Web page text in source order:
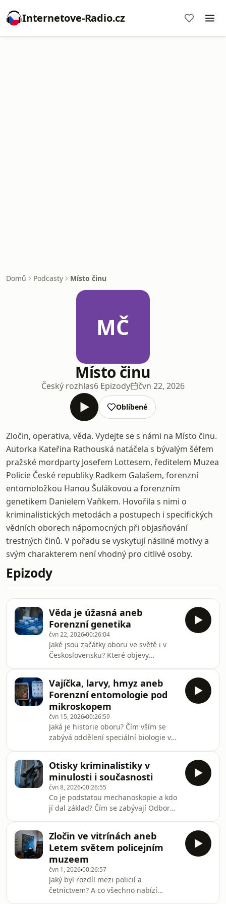
Internetove-Radio.cz
Domů Podcasty Místo činu
MČ
Místo činu
Český rozhlas6 Epizody čvn 22, 2026
Oblíbené
Zločin, operativa, věda. Vydejte se s námi na Místo činu.
Autorka Kateřina Rathouská natáčela s bývalým šéfem
pražské mordparty Josefem Lottesem, ředitelem Muzea
Policie České republiky Radkem Galašem, forenzní
entomoložkou Hanou Šulákovou a forenzním
genetikem Danielem Vaňkem. Hovořila s nimi o
kriminalistických metodách a postupech i specifických
vědních oborech nápomocných při objasňování
trestných činů. V pořadu se vyskytují násilné motivy a
svým charakterem není vhodný pro citlivé osoby.
Epizody
Věda je úžasná aneb
Forenzní genetika
čvn 22, 202600:26:04
Jaké jsou začátky oboru ve světě i v
Československu? Které objevy
Hovoří forenzní genetik, soudní znalec
a pedagog Daniel Vaněk. V pořadu se
vyskytují násilné motivy a svým
charakterem není vhodný pro citlivé
osoby.Na fotografiích k sérii jsou
exponáty z Muzea Policie České
republiky. Připravila a uvádí: Kateřina
RathouskáZvuková spo
Vajíčka, larvy, hmyz aneb
Forenzní entomologie pod
mikroskopem
čvn 15, 202600:26:59
Jaká je historie oboru? Čím vším se
zabývá oddělení speciální biologie v
Hovoří forenzní entomoložka Hana
Šuláková. V pořadu se vyskytují
násilné motivy a svým charakterem
není vhodný pro citlivé osoby.Na
fotografiích k sérii jsou exponáty z
Muzea Policie České republiky.
Připravila a uvádí: Kateřina
RathouskáZvuková spolupráce: D
Otisky kriminalistiky v
minulosti i současnosti
čvn 8, 202600:26:55
Co je podstatou mechanoskopie a kdo
jí dal základ? Čím se zabývají Odbor
spolupráce vzešla entomologická sada
pro odebírání vzorků?Hovoří ředitel
Muzea Policie České republiky Radek
Galaš, bývalý šéf pražské mordparty
Josef Lottes a forenzní entomoložka
Hana Šuláková.V pořadu se vyskytují
Zločin ve vitrínách aneb
Letem světem policejním
muzeem
čvn 1, 202600:26:57
Jaký byl rozdíl mezi policií a
četnictvem? A co všechno nabízí